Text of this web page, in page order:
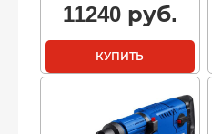
11240руб.
КУПИТЬ